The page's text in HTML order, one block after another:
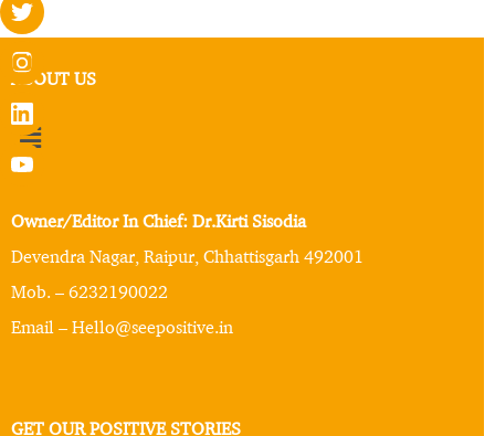
ABOUT US
Owner/Editor In Chief: Dr.Kirti Sisodia
Devendra Nagar, Raipur, Chhattisgarh 492001
Mob. – 6232190022
Email – Hello@seepositive.in
GET OUR POSITIVE STORIES